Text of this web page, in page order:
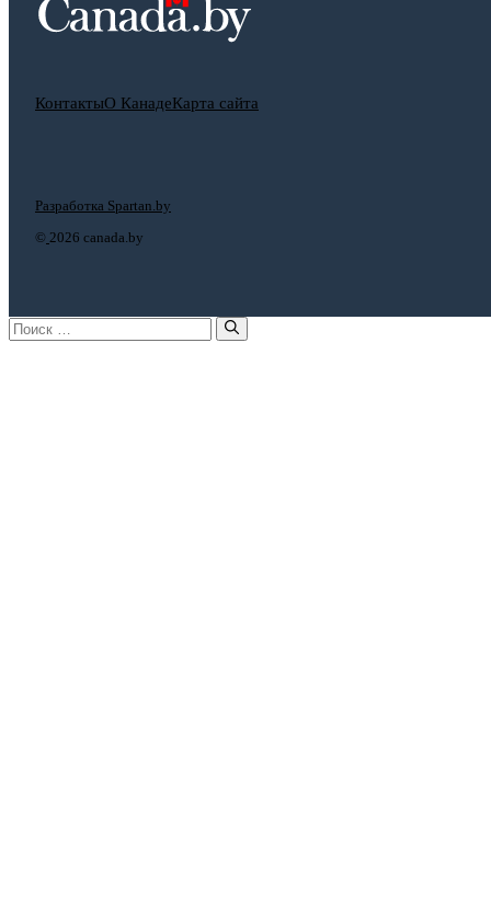
КонтактыО КанадеКарта сайта
© 2026 canada.by
Разработка Spartan.by
Поиск: